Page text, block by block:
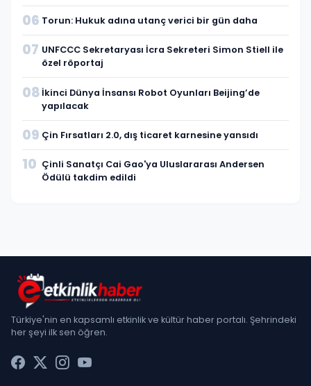
06 Torun: Hukuk adına utanç verici bir gün daha
07 UNFCCC Sekretaryası İcra Sekreteri Simon Stiell ile
özel röportaj
08İkinci Dünya İnsansı Robot Oyunları Beijing’de
yapılacak
09 Çin Fırsatları 2.0, dış ticaret karnesine yansıdı
10 Çinli Sanatçı Cai Gao'ya Uluslararası Andersen
Ödülü takdim edildi
Türkiye'nin en kapsamlı etkinlik ve kültür haber portalı. Şehrindeki
her şeyi ilk sen öğren.